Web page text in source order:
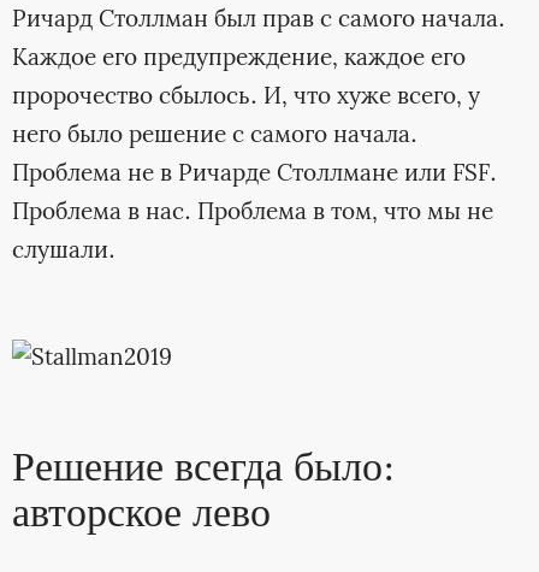
Ричард Столлман был прав с самого начала.
Каждое его предупреждение, каждое его
пророчество сбылось. И, что хуже всего, у
него было решение с самого начала.
Проблема не в Ричарде Столлмане или FSF.
Проблема в нас. Проблема в том, что мы не
слушали.
Решение всегда было:
авторское лево